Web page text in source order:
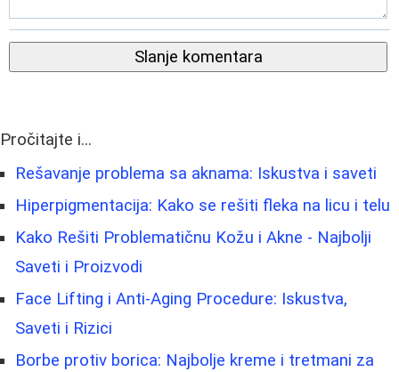
Slanje komentara
Pročitajte i...
Rešavanje problema sa aknama: Iskustva i saveti
Hiperpigmentacija: Kako se rešiti fleka na licu i telu
Kako Rešiti Problematičnu Kožu i Akne - Najbolji
Saveti i Proizvodi
Face Lifting i Anti-Aging Procedure: Iskustva,
Saveti i Rizici
Borbe protiv borica: Najbolje kreme i tretmani za